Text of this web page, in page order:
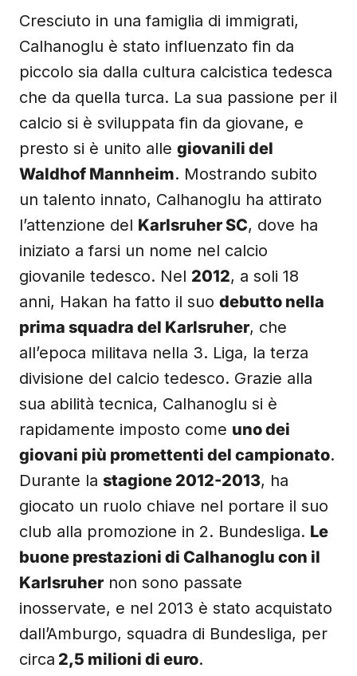
Cresciuto in una famiglia di immigrati,
Calhanoglu è stato influenzato fin da
piccolo sia dalla cultura calcistica tedesca
che da quella turca. La sua passione per il
calcio si è sviluppata fin da giovane, e
presto si è unito alle giovanili del
Waldhof Mannheim. Mostrando subito
un talento innato, Calhanoglu ha attirato
l’attenzione del Karlsruher SC, dove ha
iniziato a farsi un nome nel calcio
giovanile tedesco. Nel 2012, a soli 18
anni, Hakan ha fatto il suo debutto nella
prima squadra del Karlsruher, che
all’epoca militava nella 3. Liga, la terza
divisione del calcio tedesco. Grazie alla
sua abilità tecnica, Calhanoglu si è
rapidamente imposto come uno dei
giovani più promettenti del campionato.
Durante la stagione 2012-2013, ha
giocato un ruolo chiave nel portare il suo
club alla promozione in 2. Bundesliga. Le
buone prestazioni di Calhanoglu con il
Karlsruher non sono passate
inosservate, e nel 2013 è stato acquistato
dall’Amburgo, squadra di Bundesliga, per
circa 2,5 milioni di euro.